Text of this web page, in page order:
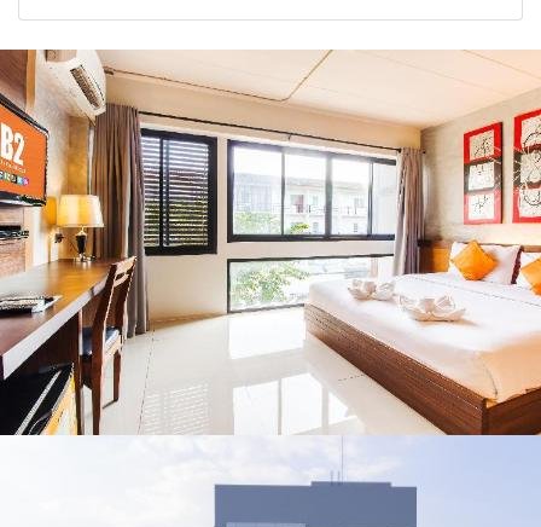
จังหวัด เชียงราย
พะเยา แพร่ และ
น่าน พร้อมชม
คอนเสิร์ตจากศิลปิน
ชื่อดังตลอด 5 วัน
2026
รัฐบาล จี้นายกฯ ลง
เชียงราย แก้วิกฤต
สารปนเปื้อนต้นน้ำ